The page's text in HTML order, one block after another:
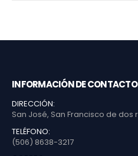
INFORMACIÓN DE CONTACTO
DIRECCIÓN:
San José, San Francisco de dos
TELÉFONO:
(506) 8638-3217